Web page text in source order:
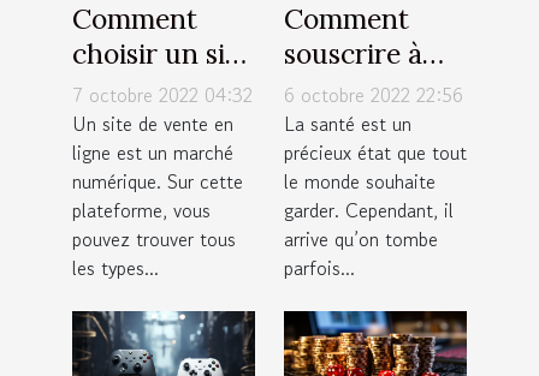
Comment
choisir un site
de vente en
ligne ?
7 octobre 2022 04:32
Un site de vente en
ligne est un marché
numérique. Sur cette
plateforme, vous
pouvez trouver tous
les types...
Comment
souscrire à
une bonne
assurance
santé ?
6 octobre 2022 22:56
La santé est un
précieux état que tout
le monde souhaite
garder. Cependant, il
arrive qu’on tombe
parfois...